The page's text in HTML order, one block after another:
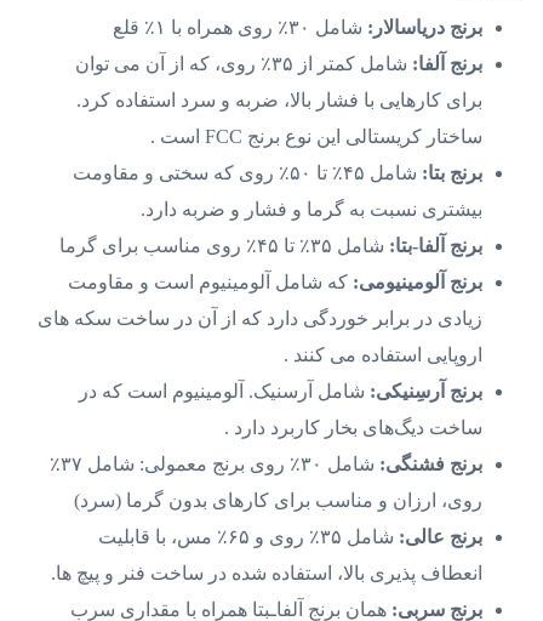
برنج دریاسالار: شامل ۳۰٪ روی همراه با ۱٪ قلع
برنج آلفا:
شامل کمتر از ۳۵٪ روی، که از آن می توان
برای کارهایی با فشار بالا، ضربه و سرد استفاده کرد.
ساختار کریستالی این نوع برنج FCC است .
برنج بتا:
شامل ۴۵٪ تا ۵۰٪ روی که سختی و مقاومت
بیشتری نسبت به گرما و فشار و ضربه دارد.
برنج آلفا-بتا: شامل ۳۵٪ تا ۴۵٪ روی مناسب برای گرما
برنج آلومینیومی: که شامل آلومینیوم است و مقاومت
زیادی در برابر خوردگی دارد که از آن در ساخت سکه های
اروپایی استفاده می کنند .
برنج آرسِنیکی: شامل آرسنیک. آلومینیوم است که در
ساخت دیگ‌های بخار کاربرد دارد .
برنج فشنگی:
شامل ۳۰٪ روی برنج معمولی: شامل ۳۷٪
روی، ارزان و مناسب برای کارهای بدون گرما (سرد)
برنج عالی:
شامل ۳۵٪ روی و ۶۵٪ مس، با قابلیت
انعطاف پذیری بالا، استفاده شده در ساخت فنر و پیچ ها.
برنج سربی: همان برنج آلفاـبتا همراه با مقداری سرب